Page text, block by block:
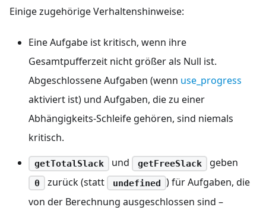
Einige zugehörige Verhaltenshinweise:
Eine Aufgabe ist kritisch, wenn ihre
Gesamtpufferzeit nicht größer als Null ist.
Abgeschlossene Aufgaben (wenn use_progress
aktiviert ist) und Aufgaben, die zu einer
Abhängigkeits-Schleife gehören, sind niemals
kritisch.
getTotalSlack und getFreeSlack geben
0 zurück (statt undefined ) für Aufgaben, die
von der Berechnung ausgeschlossen sind –